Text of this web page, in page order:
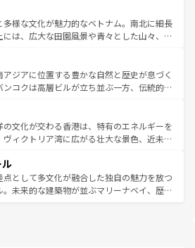
。判のスイーツなど、バラエティ豊かな料理
が味わえる。 なお、新着の台湾情報は コンテンツ一覧を参
。
延ばせば四季折々の自然美を楽しむことが
て、キムチや焼肉、絶品のストリートフード
まな韓国料理が待っている。夜には、韓国な
ながら、韓国の多彩な魅力を心ゆくまで味
わってみてほしい。 なお、新着の韓国情報はコンテンツ一
ほしい。
多様な文化が魅力的なベトナム。南北に細長
には、広大な田園風景や青々とした山々、世
に伝統が息づく。ハノイの古い町並みやホ
フランス統治時代の建物も、独特の雰囲気を
る。また、バラエティの豊かさとおいしさで
バインミー、ベトナムコーヒーなどは、ぜ
いたい。どの地域を訪れてもあたたかい人々
えてくれるので、きっと忘れられない旅にな
。
アジアに位置する豊かな自然と歴史が息づく
ンコクは高層ビルが立ち並ぶ一方、伝統的な
ている。北部ではチェンマイなどの山岳地
れ合い、南部ではプーケットやクラビの美し
ゾート気分を楽しむことができる。タイ料理
一年中温暖で、どの季節にも異なる楽しみ
。親しみやすいタイの人々、仏教を中心とし
て多様な観光資源が、訪れる旅人を魅了し続
の文化が交わる香港は、特有のエネルギーを
ヴィクトリア湾に広がる壮大な景色、近未来
ても感動するはず。観光スポットが密集し
よく見どころを回れるのも魅力。息をのむよ
文化的な体験まで、香港を存分に楽しみ尽く
点として多文化が融合した独自の魅力を放つ
。未来的な建築物が並ぶマリーナベイ、歴史